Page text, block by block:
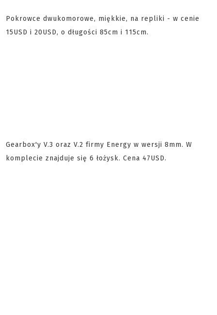
Pokrowce dwukomorowe, miękkie, na repliki - w cenie
15USD i 20USD, o długości 85cm i 115cm.
Gearbox'y V.3 oraz V.2 firmy Energy w wersji 8mm. W
komplecie znajduje się 6 łożysk. Cena 47USD.